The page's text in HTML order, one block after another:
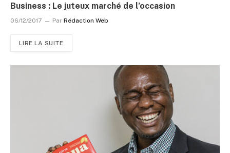
Business : Le juteux marché de l’occasion
06/12/2017 Par Rédaction Web
LIRE LA SUITE